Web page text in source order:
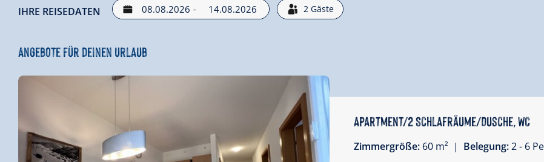
IHRE REISEDATEN - 2 Gäste
Angebote für deinen Urlaub
Apartment/2 Schlafräume/Dusche, WC
Zimmergröße: 60 m² | Belegung:2 - 6